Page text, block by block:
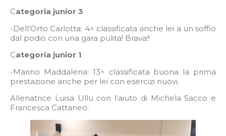
Categoria junior 3
-Dell’Orto Carlotta: 4^ classificata anche lei a un soffio
dal podio con una gara pulita! Brava!!
Categoria junior 1
-Marino Maddalena: 13^ classificata buona la prima
prestazione anche per lei con esercizi nuovi.
Allenatrice Luisa Ullu con l’aiuto di Michela Sacco e
Francesca Cattaneo.